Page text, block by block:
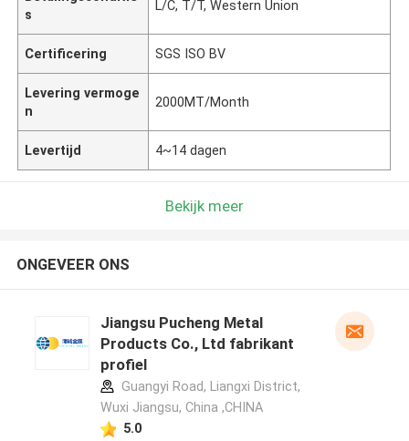
s
L/C, T/T, Western Union
Certificering SGS ISO BV
Levering vermoge
n
2000MT/Month
Levertijd 4~14 dagen
Bekijk meer
ONGEVEER ONS
Jiangsu Pucheng Metal
Products Co., Ltd fabrikant
profiel
Guangyi Road, Liangxi District,
Wuxi Jiangsu, China ,CHINA
5.0